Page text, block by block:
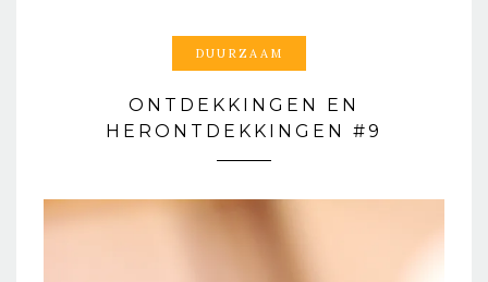
DUURZAAM
ONTDEKKINGEN EN
HERONTDEKKINGEN #9